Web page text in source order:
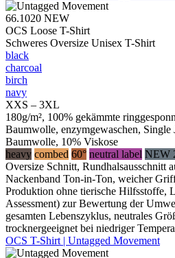
66.1020 NEW
OCS Loose T-Shirt
Schweres Oversize Unisex T-Shirt
black
charcoal
birch
navy
XXS – 3XL
180g/m², 100% gekämmte
Baumwolle, enzymgewaschen, Single
Baumwolle, 10% Viskose
heavy combed 60° neutral label NEW
Oversize Schnitt, Rundhalsausschnitt
Nackenband Ton-in-Ton, weicher
Produktion ohne tierische Hilfsstoffe,
Assessment) zur Bewertung der
gesamten Lebenszyklus, neutrales
trocknergeeignet bei niedriger
OCS T-Shirt | Untagged Movement